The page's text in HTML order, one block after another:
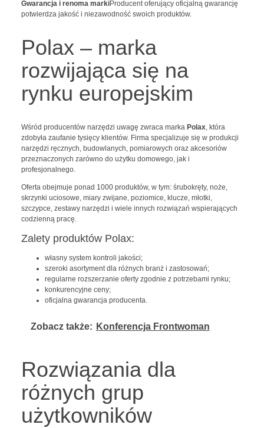
Gwarancja i renoma markiProducent oferujący oficjalną gwarancję
potwierdza jakość i niezawodność swoich produktów.
Polax – marka
rozwijająca się na
rynku europejskim
Wśród producentów narzędzi uwagę zwraca marka Polax, która
zdobyła zaufanie tysięcy klientów. Firma specjalizuje się w produkcji
narzędzi ręcznych, budowlanych, pomiarowych oraz akcesoriów
przeznaczonych zarówno do użytku domowego, jak i
profesjonalnego.
Oferta obejmuje ponad 1000 produktów, w tym: śrubokręty, noże,
skrzynki uciosowe, miary zwijane, poziomice, klucze, młotki,
szczypce, zestawy narzędzi i wiele innych rozwiązań wspierających
codzienną pracę.
Zalety produktów Polax:
własny system kontroli jakości;
szeroki asortyment dla różnych branż i zastosowań;
regularne rozszerzanie oferty zgodnie z potrzebami rynku;
konkurencyjne ceny;
oficjalna gwarancja producenta.
Zobacz także: Konferencja Frontwoman
Rozwiązania dla
różnych grup
użytkowników